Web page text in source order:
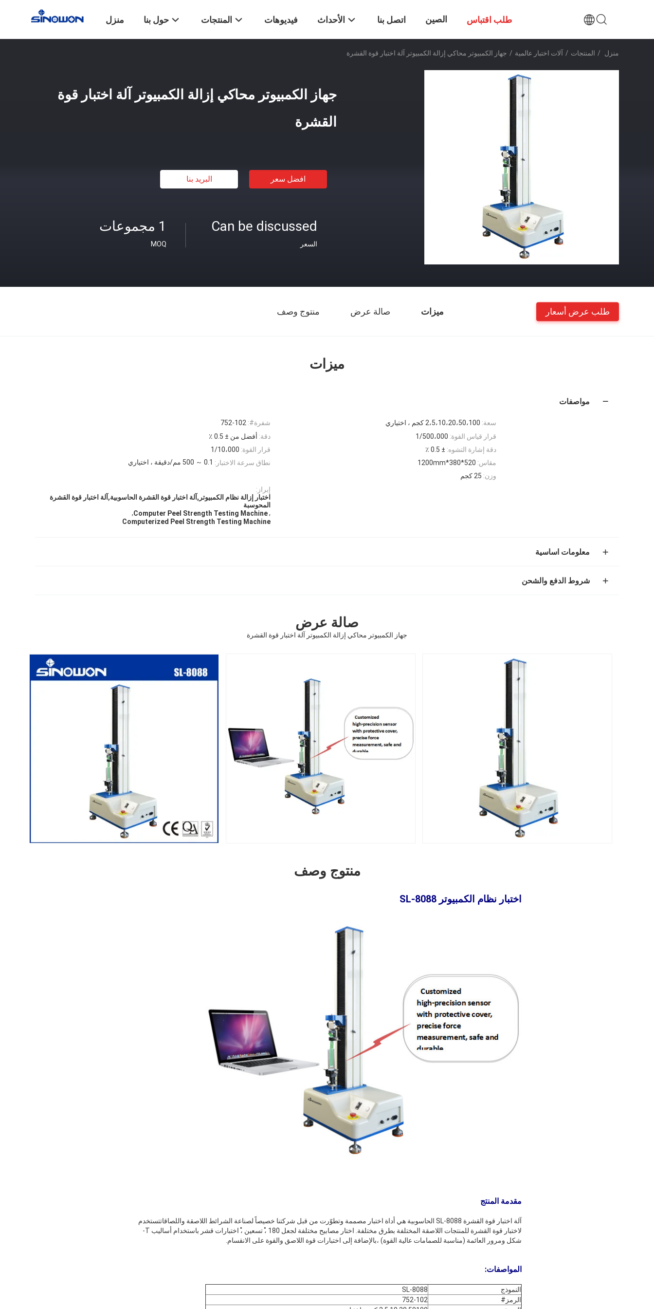
منزل حول بنا المنتجات فيديوهات الأحداث اتصل بنا الصين طلب اقتباس
منزل / المنتجات / آلات اختبار عالمية / جهاز الكمبيوتر محاكي إزالة الكمبيوتر آلة اختبار قوة القشرة
جهاز الكمبيوتر محاكي إزالة الكمبيوتر آلة اختبار قوة
القشرة
افضل سعر البريد بنا
1 مجموعات
MOQ
Can be discussed
السعر
ميزات صالة عرض منتوج وصف طلب عرض أسعار
ميزات
مواصفات
شفرة#: 752-102 سعة: 2،5،10،20،50،100 كجم ، اختياري
دقة: أفضل من ± 0.5 ٪ قرار قياس القوة: 1/500،000
قرار القوة: 1/10،000 دقة إشارة التشوه: ± 0.5 ٪
نطاق سرعة الاختبار: 0.1 ～ 500 مم/دقيقة ، اختياري مقاس: 520*380*1200mm
وزن: 25 كجم
إبراز:
اختبار إزالة نظام الكمبيوتر,آلة اختبار قوة القشرة الحاسوبية,آلة اختبار قوة القشرة
المحوسبة
,
Computer Peel Strength Testing Machine
,
Computerized Peel Strength Testing Machine
معلومات اساسية
شروط الدفع والشحن
صالة عرض
جهاز الكمبيوتر محاكي إزالة الكمبيوتر آلة اختبار قوة القشرة
منتوج وصف
اختبار نظام الكمبيوتر SL-8088
مقدمة المنتج
آلة اختبار قوة القشرة SL-8088 الحاسوبية هي أداة اختبار مصممة وتطوّرت من قبل شركتنا خصيصاً لصناعة الشرائط اللاصقة واللصاقاتتستخدم
لاختبار قوة القشرة للمنتجات اللاصقة المختلفة بطرق مختلفة. اختار مصابيح مختلفة لجعل 180 ̊، تسعين ̊، اختبارات قشر باستخدام أساليب T-
شكل ومرور العائمة (مناسبة للصمامات عالية القوة) ،بالإضافة إلى اختبارات قوة اللاصق والقوة على الانقسام.
المواصفات:
النموذج
SL-8088
الرمز#
752-102